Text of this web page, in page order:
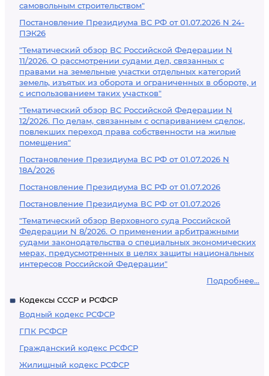
самовольным строительством"
Постановление Президиума ВС РФ от 01.07.2026 N 24-
ПЭК26
"Тематический обзор ВС Российской Федерации N
11/2026. О рассмотрении судами дел, связанных с
правами на земельные участки отдельных категорий
земель, изъятых из оборота и ограниченных в обороте, и
с использованием таких участков"
"Тематический обзор ВС Российской Федерации N
12/2026. По делам, связанным с оспариванием сделок,
повлекших переход права собственности на жилые
помещения"
Постановление Президиума ВС РФ от 01.07.2026 N
18А/2026
Постановление Президиума ВС РФ от 01.07.2026
Постановление Президиума ВС РФ от 01.07.2026
"Тематический обзор Верховного суда Российской
Федерации N 8/2026. О применении арбитражными
судами законодательства о специальных экономических
мерах, предусмотренных в целях защиты национальных
интересов Российской Федерации"
Подробнее...
Кодексы СССР и РСФСР
Водный кодекс РСФСР
ГПК РСФСР
Гражданский кодекс РСФСР
Жилищный кодекс РСФСР